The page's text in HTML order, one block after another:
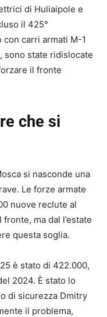
di Huliaipole e
il 425°
con carri armati M-1
sono state ridislocate
il fronte
che si
si nasconde una
Le forze armate
nuove reclute al
ma dal l’estate
questa soglia.
è stato di 422.000,
2024. È stato lo
di sicurezza Dmitry
il problema,